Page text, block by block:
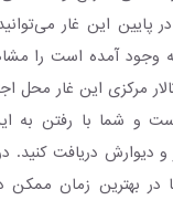
پایین این غار
وجود آمده است را
مرکزی این غار محل
و شما با رفتن به این
و دیوارش دریافت کنید.
در بهترین زمان